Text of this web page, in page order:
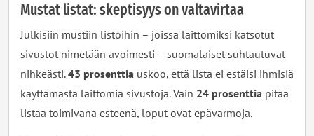
Mustat listat: skeptisyys on valtavirtaa
Julkisiin mustiin listoihin – joissa laittomiksi katsotut
sivustot nimetään avoimesti – suomalaiset suhtautuvat
nihkeästi.43 prosenttia uskoo, että lista ei estäisi ihmisiä
käyttämästä laittomia sivustoja. Vain 24 prosenttia pitää
listaa toimivana esteenä, loput ovat epävarmoja.